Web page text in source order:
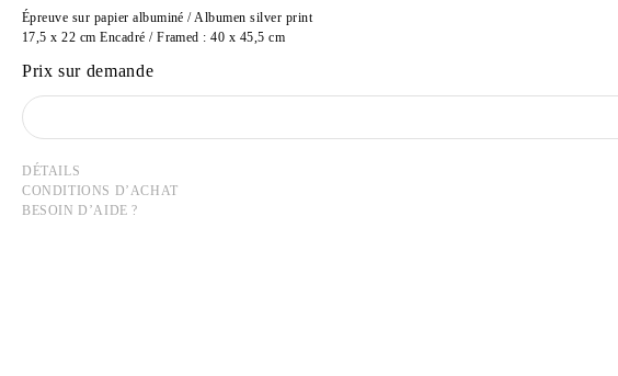
Épreuve sur papier albuminé / Albumen silver print
17,5 x 22 cm Encadré / Framed : 40 x 45,5 cm
Prix sur demande
DÉTAILS
CONDITIONS D’ACHAT
BESOIN D’AIDE ?